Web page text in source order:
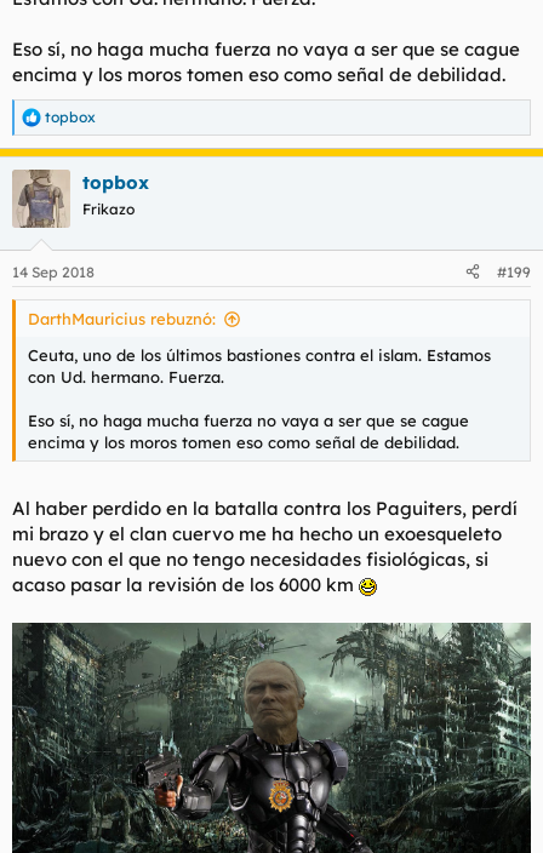
Eso sí, no haga mucha fuerza no vaya a ser que se cague
encima y los moros tomen eso como señal de debilidad.
R
e
c
c
i
e
s
topbox
topbox
Frikazo
14 Sep 2018 #199
DarthMauricius rebuznó:
Ceuta, uno de los últimos bastiones contra el islam. Estamos
con Ud. hermano. Fuerza.
Eso sí, no haga mucha fuerza no vaya a ser que se cague
encima y los moros tomen eso como señal de debilidad.
Al haber perdido en la batalla contra los Paguiters, perdí
mi brazo y el clan cuervo me ha hecho un exoesqueleto
nuevo con el que no tengo necesidades fisiológicas, si
acaso pasar la revisión de los 6000 km